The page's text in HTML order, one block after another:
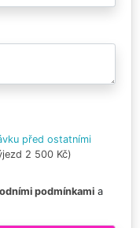
před ostatními
2 500 Kč)
podmínkami a